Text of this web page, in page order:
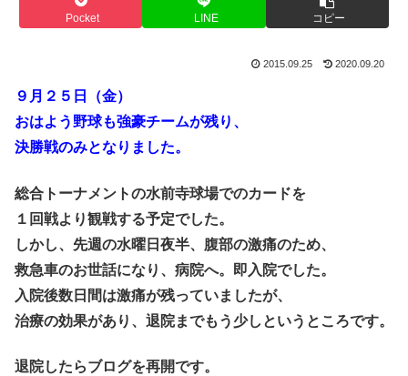
Pocket LINE コピー
2015.09.25 2020.09.20
９月２５日（金）
おはよう野球も強豪チームが残り、
決勝戦のみとなりました。
総合トーナメントの水前寺球場でのカードを
１回戦より観戦する予定でした。
しかし、先週の水曜日夜半、腹部の激痛のため、
救急車のお世話になり、病院へ。即入院でした。
入院後数日間は激痛が残っていましたが、
治療の効果があり、退院までもう少しというところです。
退院したらブログを再開です。